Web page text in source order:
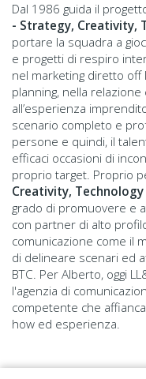
Dal 1986 guida il
- Strategy, Creativity,
portare la squadra a
e progetti di respiro
nel marketing diretto off
planning, nella
all’esperienza
scenario completo e
persone e quindi, il
efficaci occasioni di
proprio target. Proprio
Creativity, Technology
grado di promuovere e
con partner di alto
comunicazione come il
di delineare scenari ed
BTC. Per Alberto, oggi
l'agenzia di
competente che
how ed esperienza.